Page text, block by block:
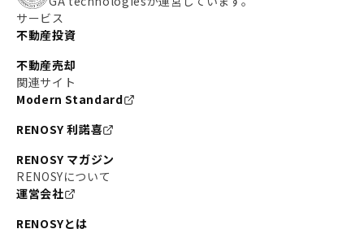
サービス
不動産投資
不動産売却
関連サイト
Modern Standard
RENOSY 利諾喜
RENOSY マガジン
RENOSYについて
運営会社
RENOSYとは